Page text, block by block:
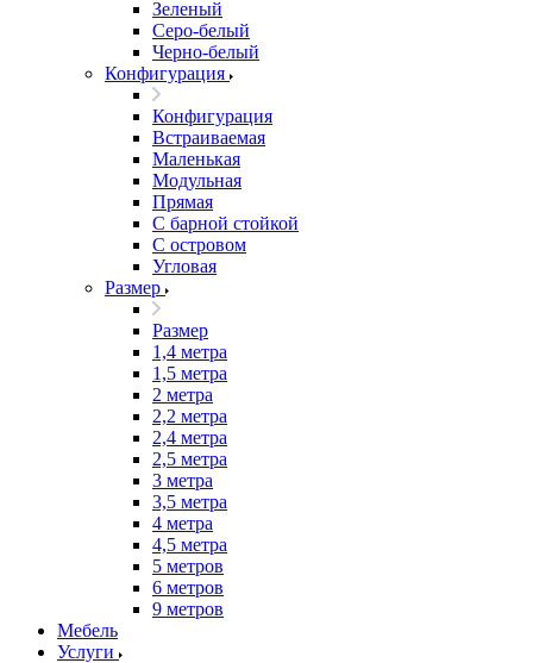
Зеленый
Серо-белый
Черно-белый
Конфигурация
Конфигурация
Встраиваемая
Маленькая
Модульная
Прямая
С барной стойкой
С островом
Угловая
Размер
Размер
1,4 метра
1,5 метра
2 метра
2,2 метра
2,4 метра
2,5 метра
3 метра
3,5 метра
4 метра
4,5 метра
5 метров
6 метров
9 метров
Мебель
Услуги